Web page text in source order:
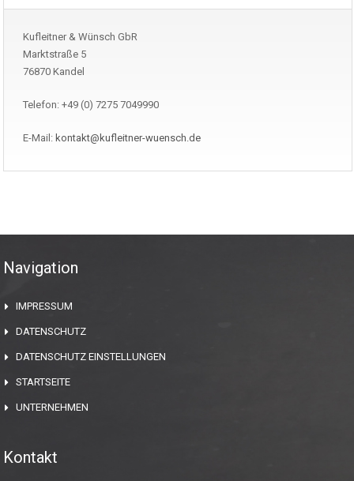
Kufleitner & Wünsch GbR
Marktstraße 5
76870 Kandel
Telefon: +49 (0) 7275 7049990
E-Mail: kontakt@kufleitner-wuensch.de
Navigation
IMPRESSUM
DATENSCHUTZ
DATENSCHUTZ EINSTELLUNGEN
STARTSEITE
UNTERNEHMEN
Kontakt